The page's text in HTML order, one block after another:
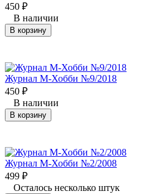
450 ₽
В наличии
В корзину
Журнал М-Хобби №9/2018
450 ₽
В наличии
В корзину
Журнал М-Хобби №2/2008
499 ₽
Осталось несколько штук